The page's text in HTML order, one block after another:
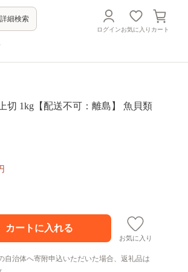
詳細検索
ログインお気に入り カート
切 1kg【配送不可：離島】 魚貝類
お気に入り
自治体へ寄附申込いただいた場合、返礼品は